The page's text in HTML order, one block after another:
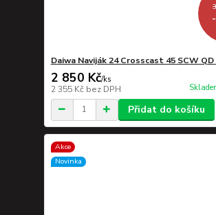
Daiwa Naviják 24 Crosscast 45 SCW QD
2 850 Kč/ks
2 355 Kč bez DPH
Přidat do košíku
Akce
Novinka